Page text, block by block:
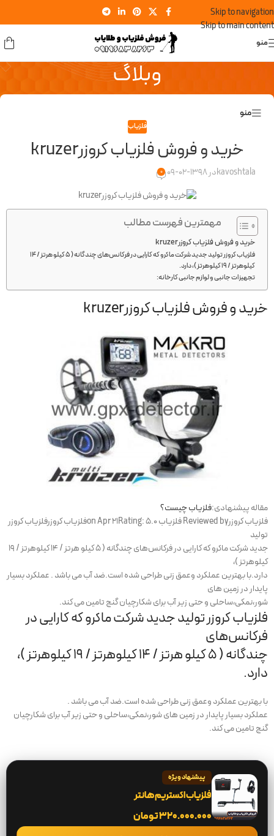
Skip to navigation
Skip to main content
منو
وبلاگ
منو
فلزیاب
خرید و فروش فلزیاب کروزرkruzer
kavoshtalaدر 1398-02-09 0
مهمترین فهرست مطالب
خرید و فروش فلزیاب کروزرkruzer
فلزیاب کروزر تولید جدید شرکت ماکرو که کارایی در فرکانس‌های چندگانه ( ۵ کیلو هرتز / ۱۴
کیلوهرتز / ۱۹ کیلوهرتز )، دارد.
تجهیزات جانبی و لوازم جانبی کارخانه:
خرید و فروش فلزیاب کروزرkruzer
مقاله پیشنهادی:فلزیاب چیست؟
فلزیاب کروزرReviewed byفلزیاب Apr 21Rating:5.0 فلزیاب کروزرفلزیاب کروزر
تولید
جدید شرکت ماکرو که کارایی در فرکانس‌های چندگانه ( ۵ کیلو هرتز / ۱۴ کیلوهرتز / ۱۹
کیلوهرتز )،
دارد.با بهترین عملکرد وعمق زنی طراحی شده است.ضد آب می باشد . عملکرد بسیار
پایدار در زمین های
شور،نمکی،ساحلی و حتی زیر آب برای شکارچیان گنج تامین می کند.
فلزیاب کروزر تولید جدید شرکت ماکرو که کارایی در
فرکانس‌های
چندگانه ( ۵ کیلو هرتز / ۱۴ کیلوهرتز / ۱۹ کیلوهرتز )،
دارد.
با بهترین عملکرد وعمق زنی طراحی شده است.ضد آب می باشد .
عملکرد بسیار پایدار در زمین های شور،نمکی،ساحلی و حتی زیر آب برای شکارچیان
گنج تامین می کند.
پیشنهاد ویژه
فلزیاب اکستریم هانتر
۳۲۰.۰۰۰.۰۰۰تومان